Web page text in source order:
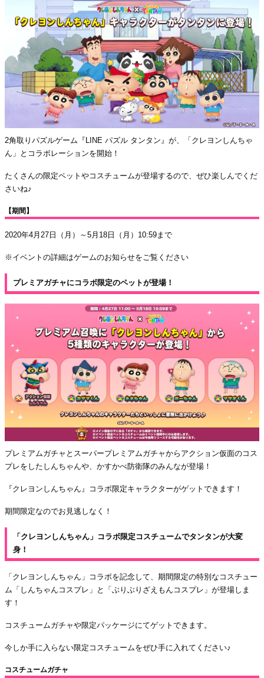
2角取りパズルゲーム『LINE パズル タンタン』が、「クレヨンしんちゃ
ん」とコラボレーションを開始！
たくさんの限定ペットやコスチュームが登場するので、ぜひ楽しんでくだ
さいね♪
【期間】
2020年4月27日（月）～5月18日（月）10:59まで
※イベントの詳細はゲームのお知らせをご覧ください
プレミアガチャにコラボ限定のペットが登場！
プレミアムガチャとスーパープレミアムガチャからアクション仮面のコス
プレをしたしんちゃんや、かすかべ防衛隊のみんなが登場！
『クレヨンしんちゃん』コラボ限定キャラクターがゲットできます！
期間限定なのでお見逃しなく！
「クレヨンしんちゃん」コラボ限定コスチュームでタンタンが大変
身！
「クレヨンしんちゃん」コラボを記念して、期間限定の特別なコスチュー
ム「しんちゃんコスプレ」と「ぶりぶりざえもんコスプレ」が登場しま
す！
コスチュームガチャや限定パッケージにてゲットできます。
今しか手に入らない限定コスチュームをぜひ手に入れてください♪
コスチュームガチャ